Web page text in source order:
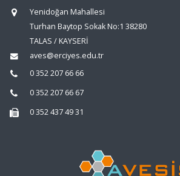
Yenidoğan Mahallesi
Turhan Baytop Sokak No:1 38280
TALAS / KAYSERİ
aves@erciyes.edu.tr
0 352 207 66 66
0 352 207 66 67
0 352 437 49 31